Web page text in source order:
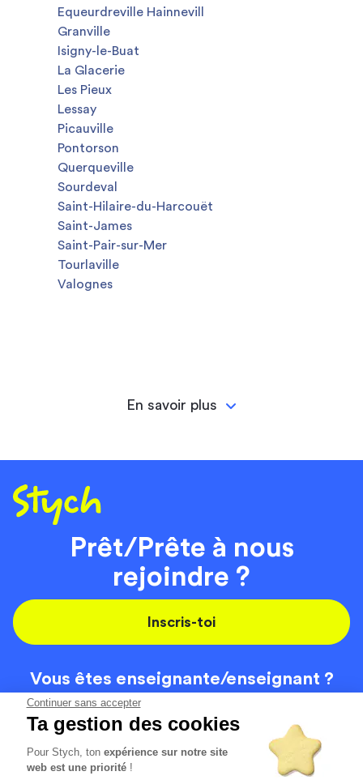
Continuer sans accepter
Ta gestion des cookies
Pour Stych, tonexpérience sur notre site
web est une priorité !
Equeurdreville Hainnevill
Granville
Isigny-le-Buat
La Glacerie
Les Pieux
Lessay
Picauville
Pontorson
Querqueville
Sourdeval
Saint-Hilaire-du-Harcouët
Saint-James
Saint-Pair-sur-Mer
Tourlaville
Valognes
En savoir plus
Prêt/Prête à nous
rejoindre ?
Inscris-toi
Vous êtes enseignante/enseignant ?
On recrute
Code de la route
Contact